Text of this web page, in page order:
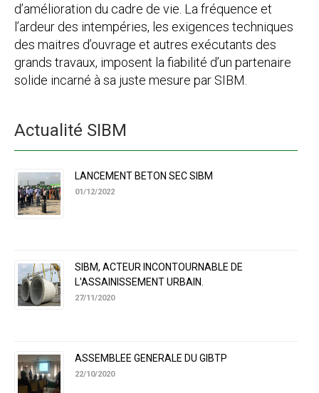
d’amélioration du cadre de vie. La fréquence et
l’ardeur des intempéries, les exigences techniques
des maitres d’ouvrage et autres exécutants des
grands travaux, imposent la fiabilité d’un partenaire
solide incarné à sa juste mesure par SIBM.
Actualité SIBM
LANCEMENT BETON SEC SIBM
01/12/2022
SIBM, ACTEUR INCONTOURNABLE DE
L'ASSAINISSEMENT URBAIN.
27/11/2020
ASSEMBLEE GENERALE DU GIBTP
22/10/2020